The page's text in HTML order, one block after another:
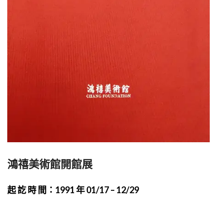
鴻禧美術館開館展
起 訖 時 間：1991 年 01/17 – 12/29